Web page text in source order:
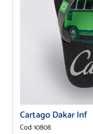
Cartago Dakar Inf
Cod: 10808